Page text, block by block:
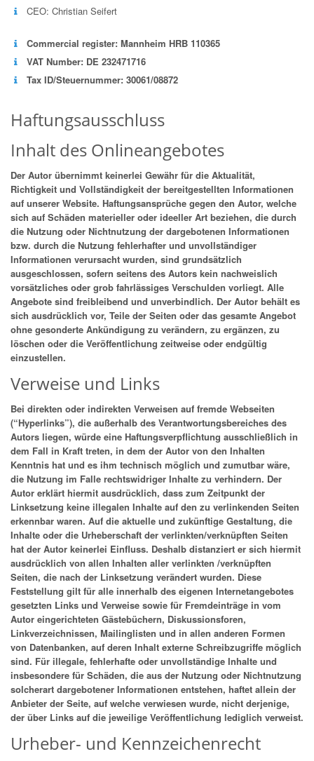
CEO: Christian Seifert
Commercial register: Mannheim HRB 110365
VAT Number: DE 232471716
Tax ID/Steuernummer: 30061/08872
Haftungsausschluss
Inhalt des Onlineangebotes
Der Autor übernimmt keinerlei Gewähr für die Aktualität,
Richtigkeit und Vollständigkeit der bereitgestellten Informationen
auf unserer Website. Haftungsansprüche gegen den Autor, welche
sich auf Schäden materieller oder ideeller Art beziehen, die durch
die Nutzung oder Nichtnutzung der dargebotenen Informationen
bzw. durch die Nutzung fehlerhafter und unvollständiger
Informationen verursacht wurden, sind grundsätzlich
ausgeschlossen, sofern seitens des Autors kein nachweislich
vorsätzliches oder grob fahrlässiges Verschulden vorliegt. Alle
Angebote sind freibleibend und unverbindlich. Der Autor behält es
sich ausdrücklich vor, Teile der Seiten oder das gesamte Angebot
ohne gesonderte Ankündigung zu verändern, zu ergänzen, zu
löschen oder die Veröffentlichung zeitweise oder endgültig
einzustellen.
Verweise und Links
Bei direkten oder indirekten Verweisen auf fremde Webseiten
(“Hyperlinks”), die außerhalb des Verantwortungsbereiches des
Autors liegen, würde eine Haftungsverpflichtung ausschließlich in
dem Fall in Kraft treten, in dem der Autor von den Inhalten
Kenntnis hat und es ihm technisch möglich und zumutbar wäre,
die Nutzung im Falle rechtswidriger Inhalte zu verhindern. Der
Autor erklärt hiermit ausdrücklich, dass zum Zeitpunkt der
Linksetzung keine illegalen Inhalte auf den zu verlinkenden Seiten
erkennbar waren. Auf die aktuelle und zukünftige Gestaltung, die
Inhalte oder die Urheberschaft der verlinkten/verknüpften Seiten
hat der Autor keinerlei Einfluss. Deshalb distanziert er sich hiermit
ausdrücklich von allen Inhalten aller verlinkten /verknüpften
Seiten, die nach der Linksetzung verändert wurden. Diese
Feststellung gilt für alle innerhalb des eigenen Internetangebotes
gesetzten Links und Verweise sowie für Fremdeinträge in vom
Autor eingerichteten Gästebüchern, Diskussionsforen,
Linkverzeichnissen, Mailinglisten und in allen anderen Formen
von Datenbanken, auf deren Inhalt externe Schreibzugriffe möglich
sind. Für illegale, fehlerhafte oder unvollständige Inhalte und
insbesondere für Schäden, die aus der Nutzung oder Nichtnutzung
solcherart dargebotener Informationen entstehen, haftet allein der
Anbieter der Seite, auf welche verwiesen wurde, nicht derjenige,
der über Links auf die jeweilige Veröffentlichung lediglich verweist.
Urheber- und Kennzeichenrecht